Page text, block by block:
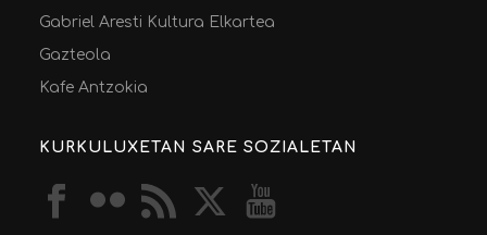
Gabriel Aresti Kultura Elkartea
Gazteola
Kafe Antzokia
KURKULUXETAN SARE SOZIALETAN